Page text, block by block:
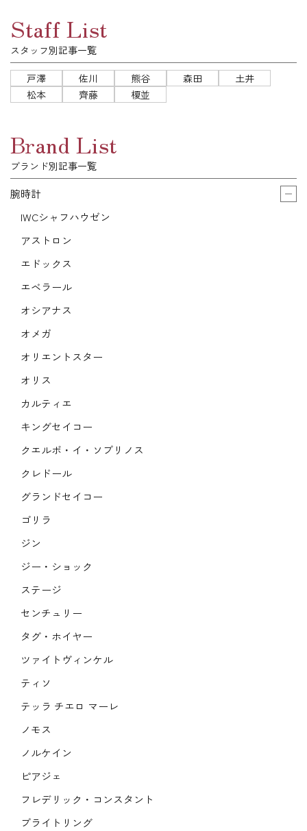
Staff List
スタッフ別記事一覧
戸澤 佐川 熊谷 森田
土井
松本
齊藤 榎並
Brand List
ブランド別記事一覧
腕時計
IWCシャフハウゼン
アストロン
エドックス
エベラール
オシアナス
オメガ
オリエントスター
オリス
カルティエ
キングセイコー
クエルボ・イ・ソブリノス
クレドール
グランドセイコー
ゴリラ
ジン
ジー・ショック
ステージ
センチュリー
タグ・ホイヤー
ツァイトヴィンケル
ティソ
テッラ チエロ マーレ
ノモス
ノルケイン
ピアジェ
フレデリック・コンスタント
ブライトリング